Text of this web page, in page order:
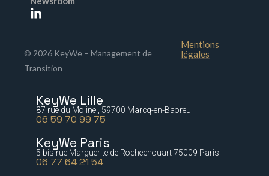
© 2026 KeyWe – Management de
Transition
Mentions
légales
KeyWe Lille
87 rue du Molinel, 59700 Marcq-en-Baoreul
06 59 70 99 75
KeyWe Paris
5 bis rue Marguerite de Rochechouart 75009 Paris
06 77 64 21 54